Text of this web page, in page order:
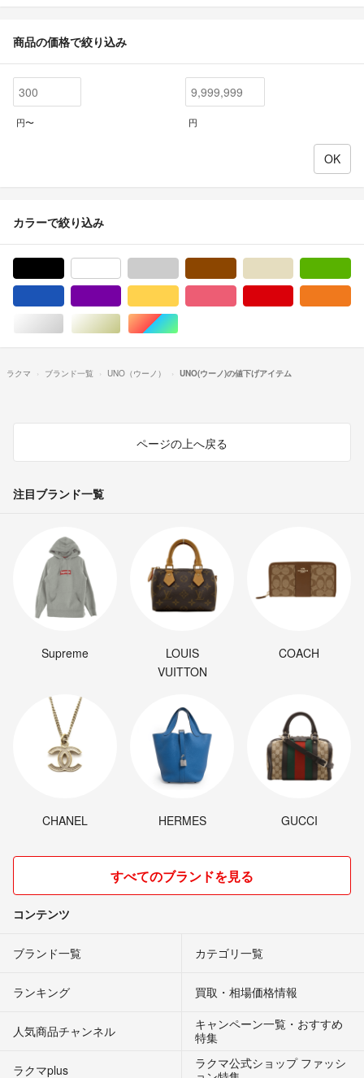
商品の価格で絞り込み
円〜 円
カラーで絞り込み
シルバー/銀色系ゴールド/金色系マルチカラー
ラクマ ブランド一覧 UNO（ウーノ） UNO(ウーノ)の値下げアイテム
ページの上へ戻る
注目ブランド一覧
Supreme
LOUIS
VUITTON
COACH
CHANEL HERMES GUCCI
すべてのブランドを見る
コンテンツ
ブランド一覧 カテゴリ一覧
ランキング 買取・相場価格情報
人気商品チャンネル
キャンペーン一覧・おすすめ
特集
ラクマplus
ラクマ公式ショップ ファッシ